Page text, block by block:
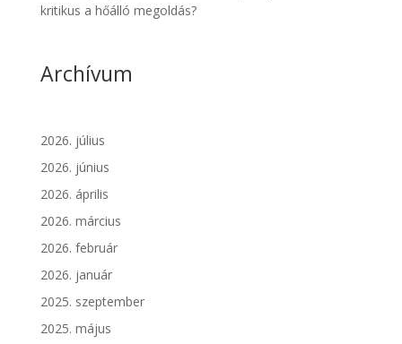
kritikus a hőálló megoldás?
Archívum
2026. július
2026. június
2026. április
2026. március
2026. február
2026. január
2025. szeptember
2025. május